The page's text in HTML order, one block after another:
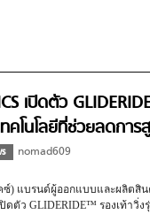
เปิดตัว
คโนโลยีที่ช่วยลดกา
nomad609
ซ์) แบรนด์ผู้ออกแบบและผลิตสิ
ปิดตัว GLIDERIDE™ รองเท้าวิ่